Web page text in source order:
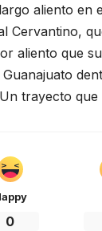
aliento en
Cervantino,
aliento que
Guanajuato
trayecto que
0